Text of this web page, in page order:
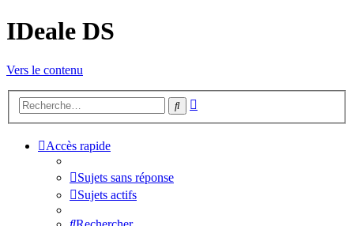
IDeale DS
Vers le contenu
Rechercher
Accès rapide
Sujets sans réponse
Sujets actifs